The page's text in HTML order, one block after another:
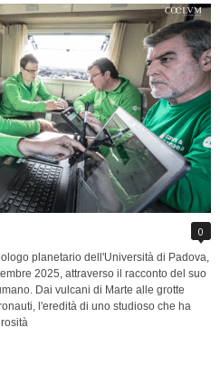
0
planetario dell'Università di Padova,
2025, attraverso il racconto del suo
Dai vulcani di Marte alle grotte
l'eredità di uno studioso che ha